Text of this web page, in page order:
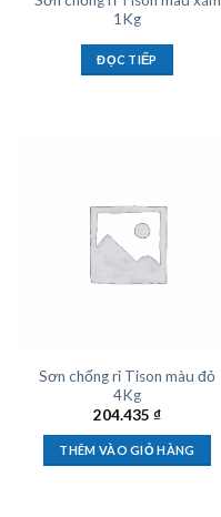
1Kg
ĐỌC TIẾP
Sơn chống rỉ Tison màu đỏ
4Kg
204.435 ₫
THÊM VÀO GIỎ HÀNG